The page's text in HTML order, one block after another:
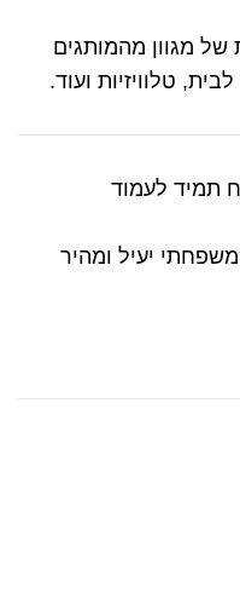
של מגוון מהמותגים
טלוויזיות ועוד.
תמיד לעמוד
יעיל ומהיר